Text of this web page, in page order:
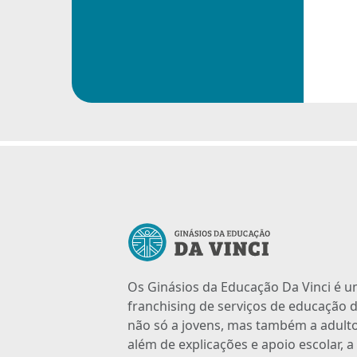
Os Ginásios da Educação Da Vinci é
franchising de serviços de educação
não só a jovens, mas também a
além de explicações e apoio escolar,